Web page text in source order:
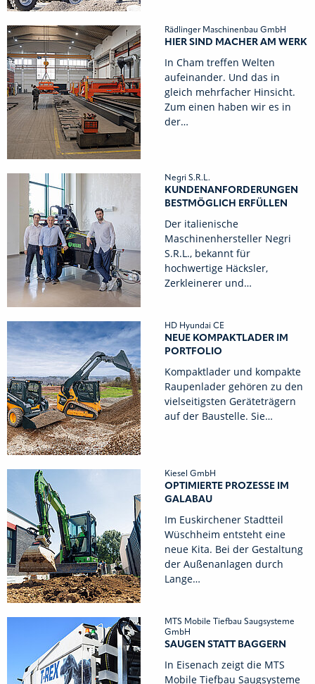
Rädlinger Maschinenbau GmbH
HIER SIND MACHER AM WERK
In Cham treffen Welten
aufeinander. Und das in
gleich mehrfacher Hinsicht.
Zum einen haben wir es in
der…
Negri S.R.L.
KUNDENANFORDERUNGEN
BESTMÖGLICH ERFÜLLEN
Der italienische
Maschinenhersteller Negri
S.R.L., bekannt für
hochwertige Häcksler,
Zerkleinerer und…
HD Hyundai CE
NEUE KOMPAKTLADER IM
PORTFOLIO
Kompaktlader und kompakte
Raupenlader gehören zu den
vielseitigsten Geräteträgern
auf der Baustelle. Sie…
Kiesel GmbH
OPTIMIERTE PROZESSE IM
GALABAU
Im Euskirchener Stadtteil
Wüschheim entsteht eine
neue Kita. Bei der Gestaltung
der Außenanlagen durch
Lange…
MTS Mobile Tiefbau Saugsysteme
GmbH
SAUGEN STATT BAGGERN
In Eisenach zeigt die MTS
Mobile Tiefbau Saugsysteme